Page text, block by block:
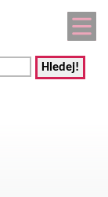
Hledej!